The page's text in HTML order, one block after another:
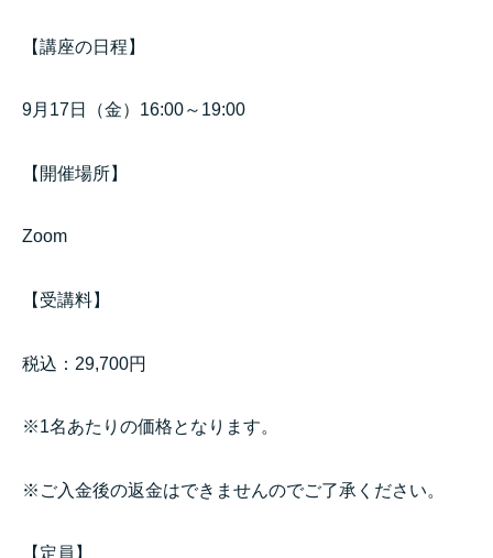
【講座の日程】
9月17日（金）16:00～19:00
【開催場所】
Zoom
【受講料】
税込：29,700円
※1名あたりの価格となります。
※ご入金後の返金はできませんのでご了承ください。
【定員】